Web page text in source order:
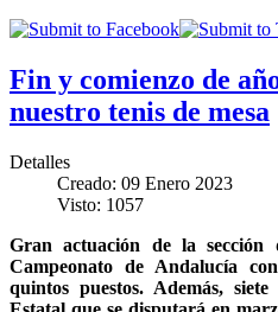
Fin y comienzo de
nuestro tenis de mesa
Detalles
Creado: 09 Enero 2023
Visto: 1057
Gran actuación de la
Campeonato de Andalucía
quintos puestos. Además,